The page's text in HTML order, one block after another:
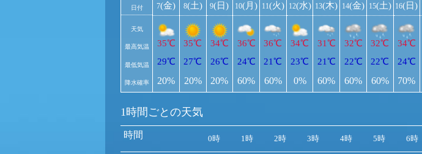
日付
天気
最高気温
最低気温
降水確率
7(金)
35℃
29℃
20%
8(土)
35℃
27℃
20%
9(日)
34℃
26℃
20%
10(月)
36℃
24℃
60%
11(火)
36℃
21℃
60%
12(水)
34℃
23℃
0%
13(木)
31℃
21℃
60%
14(金)
32℃
22℃
60%
15(土)
32℃
22℃
60%
16(日)
34℃
24℃
70%
1時間ごとの天気
時間 0時 1時 2時 3時 4時 5時 6時